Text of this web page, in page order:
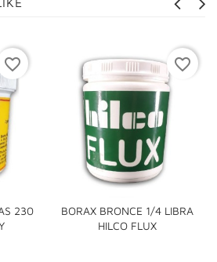
230
favorite_border
BORAX BRONCE 1/4 LIBRA
HILCO FLUX
favorite_border